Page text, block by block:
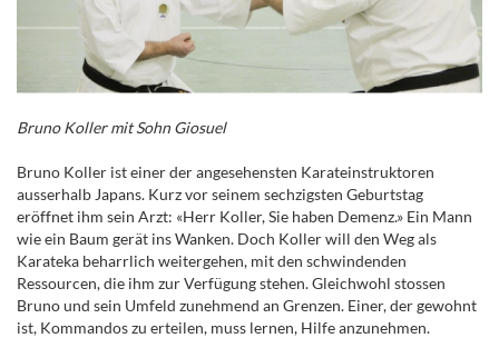
Bruno Koller mit Sohn Giosuel
Bruno Koller ist einer der angesehensten Karateinstruktoren
ausserhalb Japans. Kurz vor seinem sechzigsten Geburtstag
eröffnet ihm sein Arzt: «Herr Koller, Sie haben Demenz.» Ein Mann
wie ein Baum gerät ins Wanken. Doch Koller will den Weg als
Karateka beharrlich weitergehen, mit den schwindenden
Ressourcen, die ihm zur Verfügung stehen. Gleichwohl stossen
Bruno und sein Umfeld zunehmend an Grenzen. Einer, der gewohnt
ist, Kommandos zu erteilen, muss lernen, Hilfe anzunehmen.